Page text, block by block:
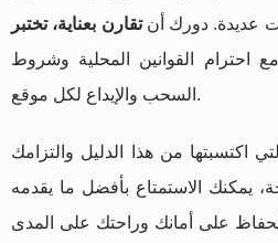
عديدة. دورك أنتقارن بعناية، تختبر
مع احترام القوانين المحلية وشروط
السحب والإيداع لكل موقع.
اكتسبتها من هذا الدليل والتزامك
يمكنك الاستمتاع بأفضل ما يقدمه
الحفاظ على أمانك وراحتك على المدى